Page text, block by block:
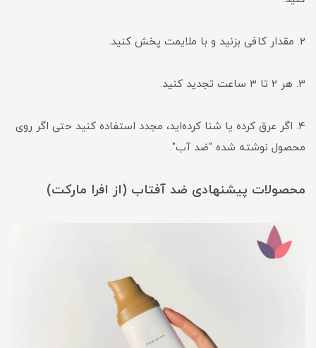
2. مقدار کافی بزنید و با ملایمت پخش کنید.
3. هر ۲ تا ۳ ساعت تجدید کنید.
4. اگر عرق کرده یا شنا کرده‌اید، مجدد استفاده کنید حتی اگر روی
محصول نوشته شده "ضد آب".
محصولات پیشنهادی ضد آفتاب (از افرا مارکت)